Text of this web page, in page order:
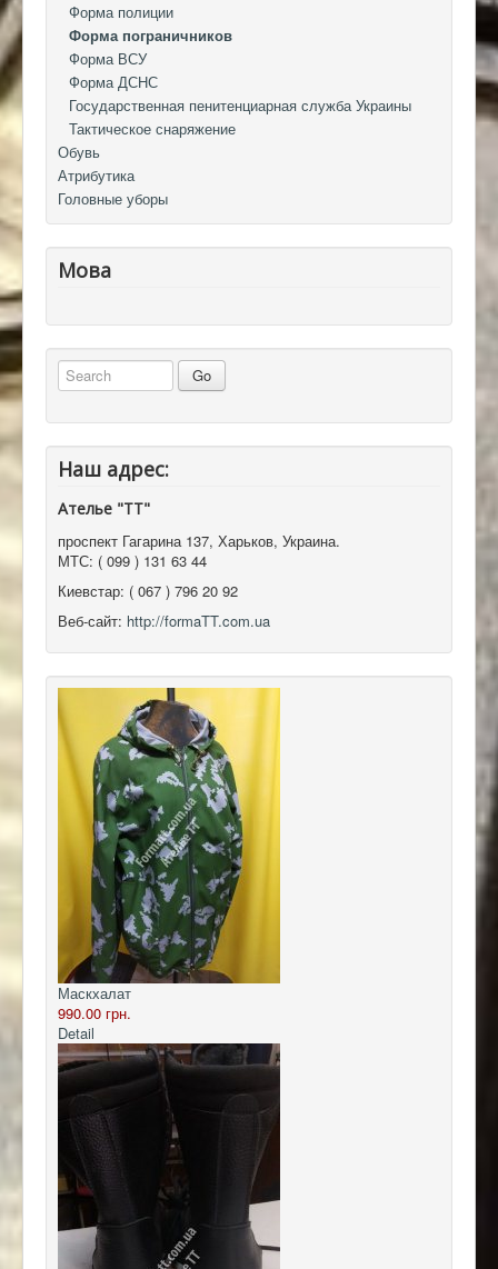
Форма полиции
Форма пограничников
Форма ВСУ
Форма ДСНС
Государственная пенитенциарная служба Украины
Тактическое снаряжение
Обувь
Атрибутика
Головные уборы
Мова
Наш адрес:
Ателье "ТТ"
проспект Гагарина 137, Харьков, Украина.
МТС: ( 099 ) 131 63 44
Киевстар: ( 067 ) 796 20 92
Веб-сайт: http://formaTT.com.ua
Маскхалат
990.00 грн.
Detail